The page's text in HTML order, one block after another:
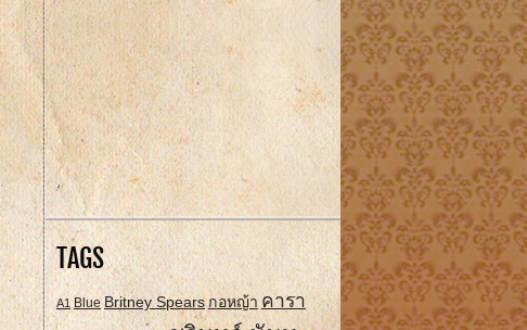
TAGS
A1 Blue Britney Spears กอหญ้า คารา